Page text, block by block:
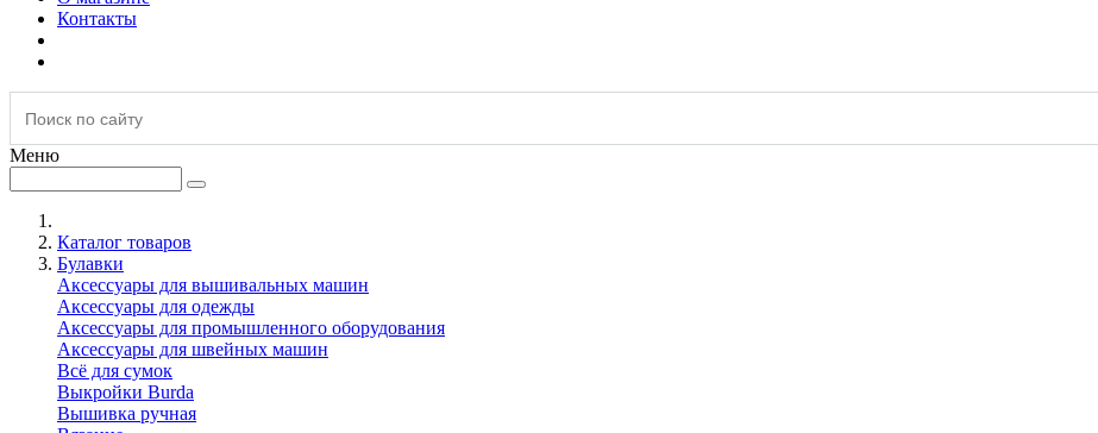
Контакты
Меню
Каталог товаров
Булавки
Аксессуары для вышивальных машин
Аксессуары для одежды
Аксессуары для промышленного оборудования
Аксессуары для швейных машин
Всё для сумок
Выкройки Burda
Вышивка ручная